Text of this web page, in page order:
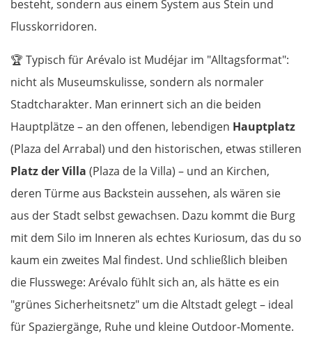
besteht, sondern aus einem System aus Stein und
Flusskorridoren.
🏆 Typisch für Arévalo ist Mudéjar im "Alltagsformat":
nicht als Museumskulisse, sondern als normaler
Stadtcharakter. Man erinnert sich an die beiden
Hauptplätze – an den offenen, lebendigen Hauptplatz
(Plaza del Arrabal) und den historischen, etwas stilleren
Platz der Villa (Plaza de la Villa) – und an Kirchen,
deren Türme aus Backstein aussehen, als wären sie
aus der Stadt selbst gewachsen. Dazu kommt die Burg
mit dem Silo im Inneren als echtes Kuriosum, das du so
kaum ein zweites Mal findest. Und schließlich bleiben
die Flusswege: Arévalo fühlt sich an, als hätte es ein
"grünes Sicherheitsnetz" um die Altstadt gelegt – ideal
für Spaziergänge, Ruhe und kleine Outdoor-Momente.